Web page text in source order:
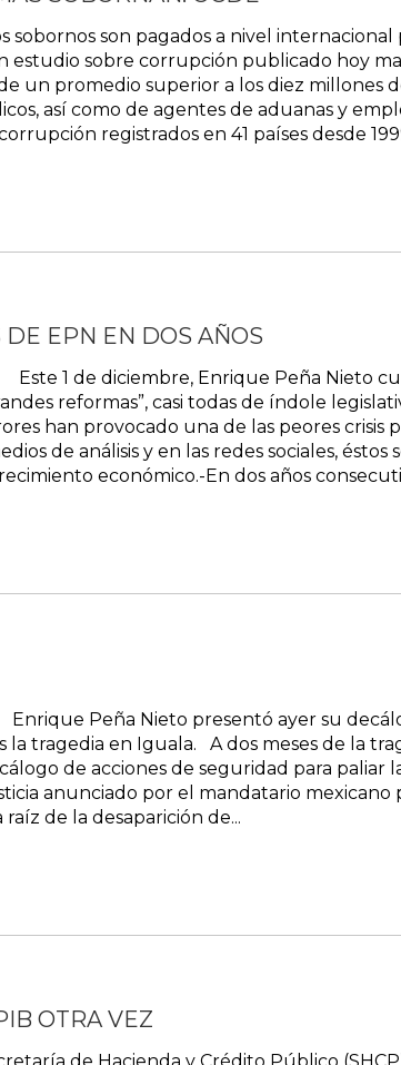
son pagados a nivel internacional
estudio sobre corrupción publicado hoy
un promedio superior a los diez
así como de agentes de aduanas y
registrados en 41 países desde
EPN EN DOS AÑOS
1 de diciembre, Enrique Peña Nieto
reformas”, casi todas de índole
han provocado una de las peores
de análisis y en las redes sociales,
económico.-En dos años
Peña Nieto presentó ayer su
la tragedia en Iguala. A dos meses de la
de acciones de seguridad para paliar
anunciado por el mandatario
de la desaparición de...
OTRA VEZ